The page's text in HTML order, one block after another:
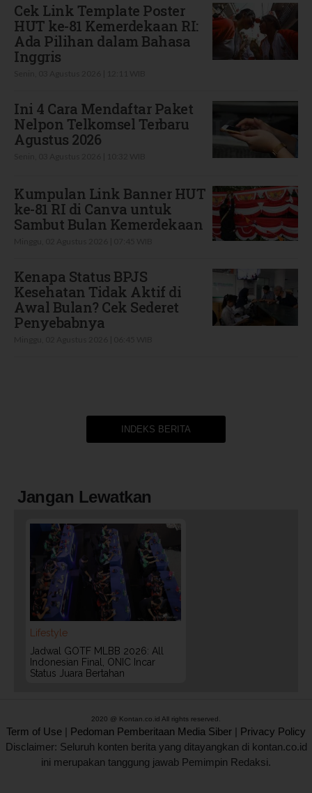
Cek Link Template Poster
HUT ke-81 Kemerdekaan RI:
Ada Pilihan dalam Bahasa
Inggris
Ini 4 Cara Mendaftar Paket
Nelpon Telkomsel Terbaru
Agustus 2026
Kumpulan Link Banner HUT
ke-81 RI di Canva untuk
Sambut Bulan Kemerdekaan
Kenapa Status BPJS
Kesehatan Tidak Aktif di
Awal Bulan? Cek Sederet
Penyebabnya
INDEKS BERITA
Jangan Lewatkan
Lifestyle
Jadwal GOTF MLBB 2026: All
Indonesian Final, ONIC Incar
Status Juara Bertahan
2020 @ Kontan.co.id All rights reserved.
Term of Use | Pedoman Pemberitaan Media Siber | Privacy Policy
Disclaimer: Seluruh konten berita yang ditayangkan di kontan.co.id
ini merupakan tanggung jawab Pemimpin Redaksi.